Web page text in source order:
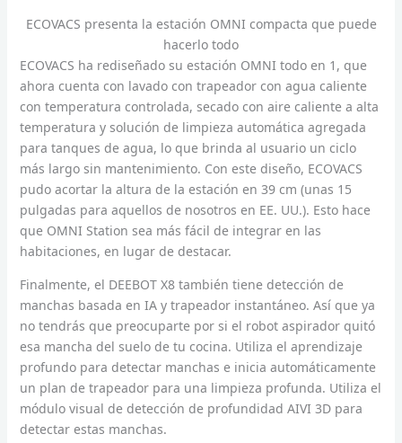
ECOVACS presenta la estación OMNI compacta que puede
hacerlo todo
ECOVACS ha rediseñado su estación OMNI todo en 1, que
ahora cuenta con lavado con trapeador con agua caliente
con temperatura controlada, secado con aire caliente a alta
temperatura y solución de limpieza automática agregada
para tanques de agua, lo que brinda al usuario un ciclo
más largo sin mantenimiento. Con este diseño, ECOVACS
pudo acortar la altura de la estación en 39 cm (unas 15
pulgadas para aquellos de nosotros en EE. UU.). Esto hace
que OMNI Station sea más fácil de integrar en las
habitaciones, en lugar de destacar.
Finalmente, el DEEBOT X8 también tiene detección de
manchas basada en IA y trapeador instantáneo. Así que ya
no tendrás que preocuparte por si el robot aspirador quitó
esa mancha del suelo de tu cocina. Utiliza el aprendizaje
profundo para detectar manchas e inicia automáticamente
un plan de trapeador para una limpieza profunda. Utiliza el
módulo visual de detección de profundidad AIVI 3D para
detectar estas manchas.